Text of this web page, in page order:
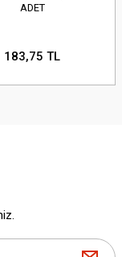
ADET
183,75 TL